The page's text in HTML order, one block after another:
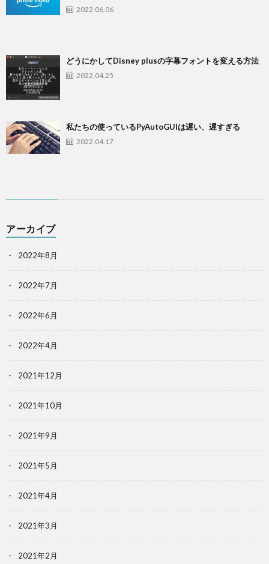
2022.06.06
どうにかしてDisney plusの字幕フォントを変える方法
2022.04.25
私たちの使っているPyAutoGUIは遅い、遅すぎる
2022.04.17
アーカイブ
2022年8月
2022年7月
2022年6月
2022年4月
2021年12月
2021年10月
2021年9月
2021年5月
2021年4月
2021年3月
2021年2月